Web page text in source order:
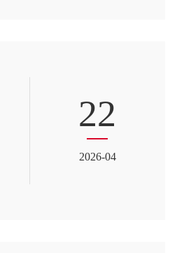
22
2026-04